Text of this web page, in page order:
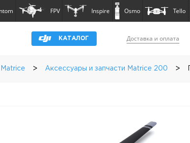
FPV Inspire Osmo Tello
КАТАЛОГ Доставка и оплата
Matrice > Аксессуары и запчасти Matrice 200 >